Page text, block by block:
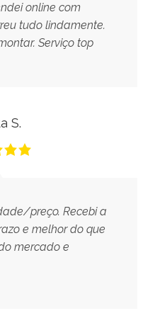
online com
tudo lindamente.
Serviço top
preço. Recebi a
e melhor do que
mercado e
S.